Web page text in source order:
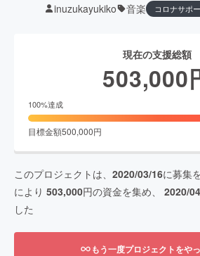
inuzukayukiko 音楽 コロナサポ
現在の支援総額
503,000
100%達成
目標金額500,000円
このプロジェクトは、 2020/03/16に募集
により 503,000円の資金を集め、 2020/
した
もう一度プロジェクトをや